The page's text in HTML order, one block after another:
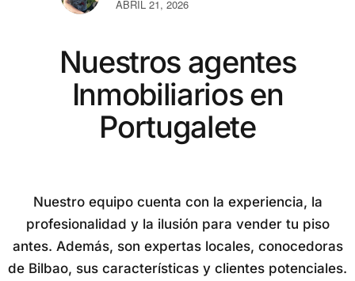
ABRIL 21, 2026
Nuestros agentes
Inmobiliarios en
Portugalete
Nuestro equipo cuenta con la experiencia, la
profesionalidad y la ilusión para vender tu piso
antes. Además, son expertas locales, conocedoras
de Bilbao, sus características y clientes potenciales.